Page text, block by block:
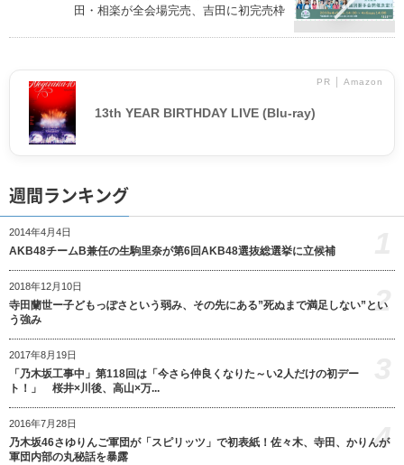
田・相楽が全会場完売、吉田に初完売枠
PR │ Amazon
13th YEAR BIRTHDAY LIVE (Blu-ray)
週間ランキング
2014年4月4日
AKB48チームB兼任の生駒里奈が第6回AKB48選抜総選挙に立候補
2018年12月10日
寺田蘭世ー子どもっぽさという弱み、その先にある”死ぬまで満足しない”とい
う強み
2
2017年8月19日
「乃木坂工事中」第118回は「今さら仲良くなりた～い2人だけの初デー
ト！」 桜井×川後、高山×万...
2016年7月28日
乃木坂46さゆりんご軍団が「スピリッツ」で初表紙！佐々木、寺田、かりんが
軍団内部の丸秘話を暴露
4